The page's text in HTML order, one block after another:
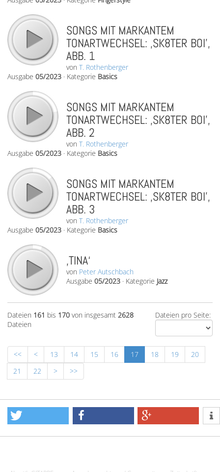
SONGS MIT MARKANTEM
TONARTWECHSEL: ‚SK8TER BOI’,
ABB. 1
von T. Rothenberger
Ausgabe 05/2023 · Kategorie Basics
SONGS MIT MARKANTEM
TONARTWECHSEL: ‚SK8TER BOI’,
ABB. 2
von T. Rothenberger
Ausgabe 05/2023 · Kategorie Basics
SONGS MIT MARKANTEM
TONARTWECHSEL: ‚SK8TER BOI’,
ABB. 3
von T. Rothenberger
Ausgabe 05/2023 · Kategorie Basics
‚TINA‘
von Peter Autschbach
Ausgabe 05/2023 · Kategorie Jazz
Dateien pro Seite:
Dateien 161 bis 170 von insgesamt 2628
Dateien
<< < 13 14 15 16 17 18 19
20
21
22 > >>